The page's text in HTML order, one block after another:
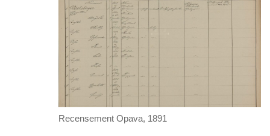
Recensement Opava, 1891